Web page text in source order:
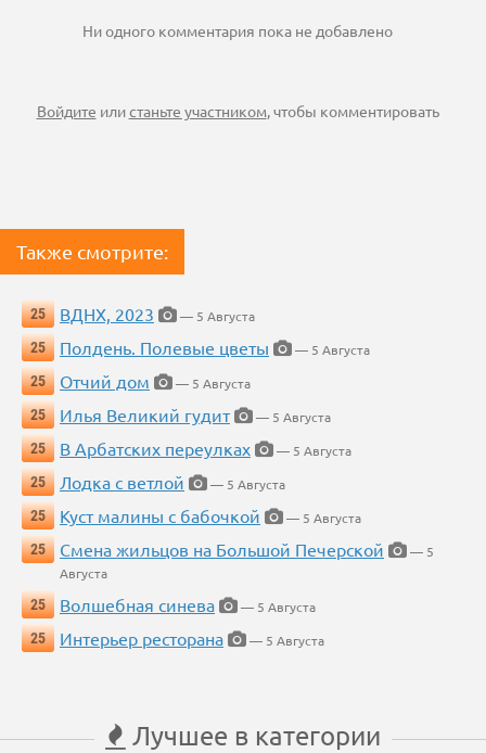
Ни одного комментария пока не добавлено
Войдите илистаньте участником, чтобы комментировать
Также смотрите:
25 ВДНХ, 2023
— 5 Августа
25
Полдень. Полевые цветы
— 5 Августа
25
Отчий дом
— 5 Августа
25
Илья Великий гудит
— 5 Августа
25
В Арбатских переулках
— 5 Августа
25
Лодка с ветлой
— 5 Августа
25
Куст малины с бабочкой
— 5 Августа
25
Смена жильцов на Большой Печерской
— 5
Августа
25
Волшебная синева
— 5 Августа
25
Интерьер ресторана — 5 Августа
Лучшее в категории